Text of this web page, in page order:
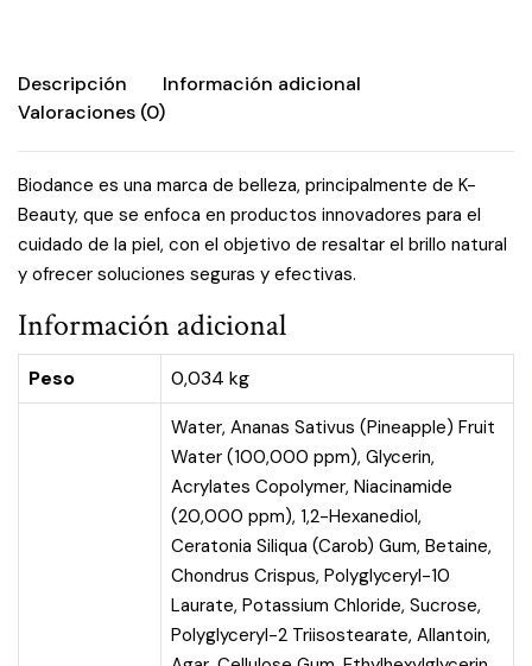
Descripción
Información adicional
Valoraciones (0)
Biodance es una marca de belleza, principalmente de K-
Beauty, que se enfoca en productos innovadores para el
cuidado de la piel, con el objetivo de resaltar el brillo natural
y ofrecer soluciones seguras y efectivas.
Información adicional
Peso 0,034 kg
Water, Ananas Sativus (Pineapple) Fruit
Water (100,000 ppm), Glycerin,
Acrylates Copolymer, Niacinamide
(20,000 ppm), 1,2-Hexanediol,
Ceratonia Siliqua (Carob) Gum, Betaine,
Chondrus Crispus, Polyglyceryl-10
Laurate, Potassium Chloride, Sucrose,
Polyglyceryl-2 Triisostearate, Allantoin,